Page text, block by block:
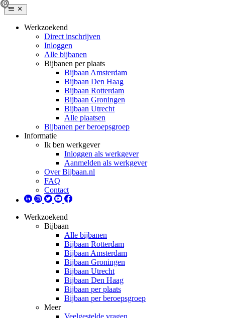
Werkzoekend
Direct inschrijven
Inloggen
Alle bijbanen
Bijbanen per plaats
Bijbaan Amsterdam
Bijbaan Den Haag
Bijbaan Rotterdam
Bijbaan Groningen
Bijbaan Utrecht
Alle plaatsen
Bijbanen per beroepsgroep
Informatie
Ik ben werkgever
Inloggen als werkgever
Aanmelden als werkgever
Over Bijbaan.nl
FAQ
Contact
Werkzoekend
Bijbaan
Alle bijbanen
Bijbaan Rotterdam
Bijbaan Amsterdam
Bijbaan Groningen
Bijbaan Utrecht
Bijbaan Den Haag
Bijbaan per plaats
Bijbaan per beroepsgroep
Meer
Veelgestelde vragen